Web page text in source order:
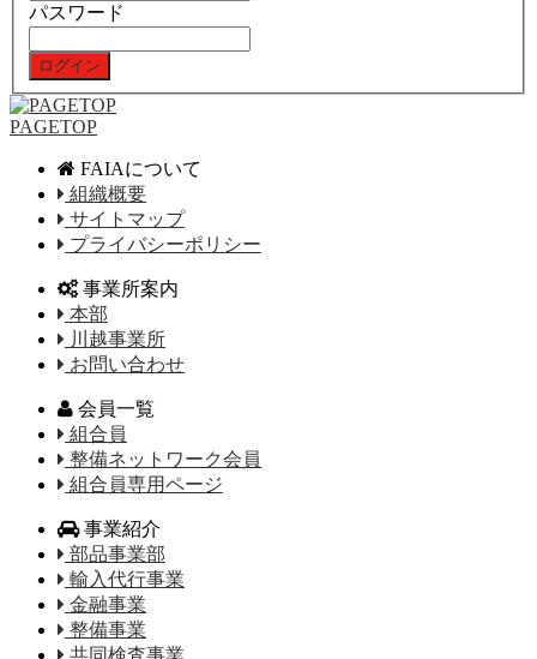
パスワード
PAGETOP
FAIAについて
組織概要
サイトマップ
プライバシーポリシー
事業所案内
本部
川越事業所
お問い合わせ
会員一覧
組合員
整備ネットワーク会員
組合員専用ページ
事業紹介
部品事業部
輸入代行事業
金融事業
整備事業
共同検査事業